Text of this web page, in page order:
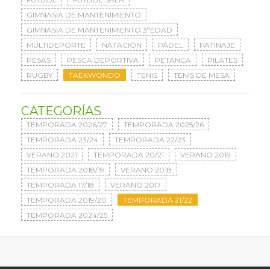
GIMNASIA DE MANTENIMIENTO
GIMNASIA DE MANTENIMIENTO 3ªEDAD
MULTIDEPORTE
NATACIÓN PÁDEL
PATINAJE
PESAS
PESCA DEPORTIVA PETANCA
PILATES
RUGBY
TAEKWONDO TENIS TENIS DE MESA
CATEGORÍAS
TEMPORADA 2026/27
TEMPORADA 2025/26
TEMPORADA 23/24
TEMPORADA 22/23
VERANO 2021
TEMPORADA 20/21
VERANO 2019
TEMPORADA 2018/19
VERANO 2018
TEMPORADA 17/18
VERANO 2017
TEMPORADA 2019/20
TEMPORADA 21/22
TEMPORADA 2024/25